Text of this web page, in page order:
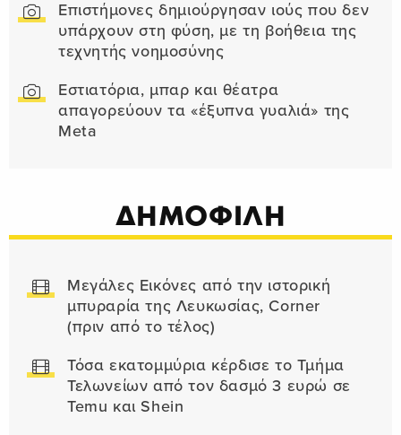
Επιστήμονες δημιούργησαν ιούς που δεν
υπάρχουν στη φύση, με τη βοήθεια της
τεχνητής νοημοσύνης
Εστιατόρια, μπαρ και θέατρα
απαγορεύουν τα «έξυπνα γυαλιά» της
Meta
ΔΗΜΟΦΙΛΗ
Μεγάλες Εικόνες από την ιστορική
μπυραρία της Λευκωσίας, Corner
(πριν από το τέλος)
Τόσα εκατομμύρια κέρδισε το Τμήμα
Τελωνείων από τον δασμό 3 ευρώ σε
Temu και Shein